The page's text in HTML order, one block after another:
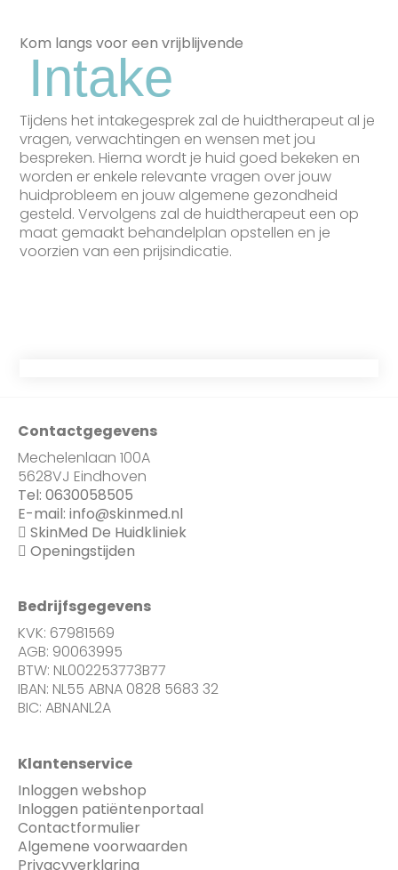
Kom langs voor een vrijblijvende
Intake
Tijdens het intakegesprek zal de huidtherapeut al je
vragen, verwachtingen en wensen met jou
bespreken. Hierna wordt je huid goed bekeken en
worden er enkele relevante vragen over jouw
huidprobleem en jouw algemene gezondheid
gesteld. Vervolgens zal de huidtherapeut een op
maat gemaakt behandelplan opstellen en je
voorzien van een prijsindicatie.
Contactgegevens
Mechelenlaan 100A
5628VJ Eindhoven
Tel: 0630058505
E-mail: info@skinmed.nl
SkinMed De Huidkliniek
Openingstijden
Bedrijfsgegevens
KVK: 67981569
AGB: 90063995
BTW: NL002253773B77
IBAN: NL55 ABNA 0828 5683 32
BIC: ABNANL2A
Klantenservice
Inloggen webshop
Inloggen patiëntenportaal
Contactformulier
Algemene voorwaarden
Privacyverklaring